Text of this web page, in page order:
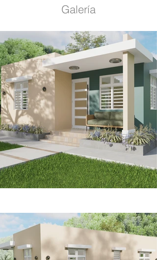
Galería